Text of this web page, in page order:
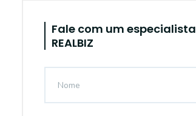
Fale com um especialista
REALBIZ